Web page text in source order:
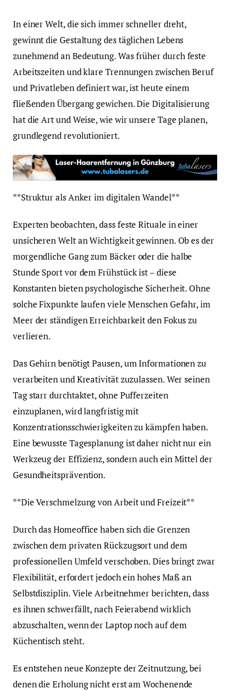
In einer Welt, die sich immer schneller dreht,
gewinnt die Gestaltung des täglichen Lebens
zunehmend an Bedeutung. Was früher durch feste
Arbeitszeiten und klare Trennungen zwischen Beruf
und Privatleben definiert war, ist heute einem
fließenden Übergang gewichen. Die Digitalisierung
hat die Art und Weise, wie wir unsere Tage planen,
grundlegend revolutioniert.
**Struktur als Anker im digitalen Wandel**
Experten beobachten, dass feste Rituale in einer
unsicheren Welt an Wichtigkeit gewinnen. Ob es der
morgendliche Gang zum Bäcker oder die halbe
Stunde Sport vor dem Frühstück ist – diese
Konstanten bieten psychologische Sicherheit. Ohne
solche Fixpunkte laufen viele Menschen Gefahr, im
Meer der ständigen Erreichbarkeit den Fokus zu
verlieren.
Das Gehirn benötigt Pausen, um Informationen zu
verarbeiten und Kreativität zuzulassen. Wer seinen
Tag starr durchtaktet, ohne Pufferzeiten
einzuplanen, wird langfristig mit
Konzentrationsschwierigkeiten zu kämpfen haben.
Eine bewusste Tagesplanung ist daher nicht nur ein
Werkzeug der Effizienz, sondern auch ein Mittel der
Gesundheitsprävention.
**Die Verschmelzung von Arbeit und Freizeit**
Durch das Homeoffice haben sich die Grenzen
zwischen dem privaten Rückzugsort und dem
professionellen Umfeld verschoben. Dies bringt zwar
Flexibilität, erfordert jedoch ein hohes Maß an
Selbstdisziplin. Viele Arbeitnehmer berichten, dass
es ihnen schwerfällt, nach Feierabend wirklich
abzuschalten, wenn der Laptop noch auf dem
Küchentisch steht.
Es entstehen neue Konzepte der Zeitnutzung, bei
denen die Erholung nicht erst am Wochenende